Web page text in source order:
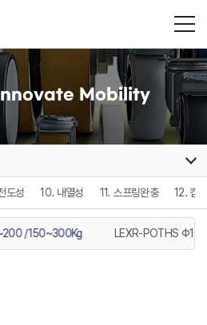
Mobility
도성 10. 내열성 11. 스프링완충 12. 컴
/150~300Kg LEXR-POTHS